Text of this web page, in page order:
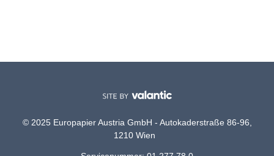
© 2025 Europapier Austria GmbH - Autokaderstraße 86-96,
1210 Wien